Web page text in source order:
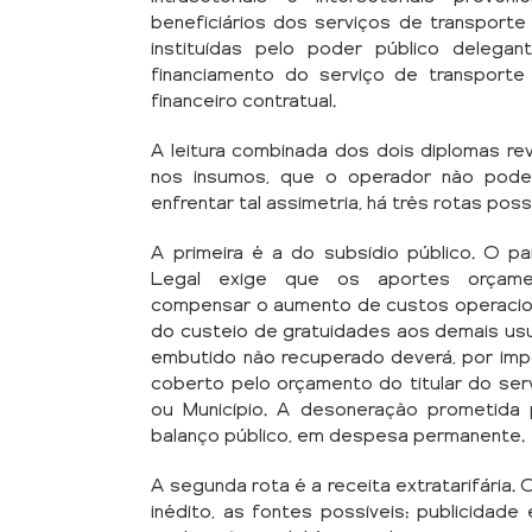
beneficiários dos serviços de
instituídas pelo poder público
financiamento do serviço de
financeiro contratual.
A leitura combinada dos dois diplomas
nos insumos, que o operador não
enfrentar tal assimetria, há três rotas
A primeira é a do subsídio público. O
Legal exige que os aportes
compensar o aumento de custos
do custeio de gratuidades aos demais
embutido não recuperado deverá, por
coberto pelo orçamento do titular do
ou Município. A desoneração
balanço público, em despesa permanente.
A segunda rota é a receita extratarifária.
inédito, as fontes possíveis: publicidade